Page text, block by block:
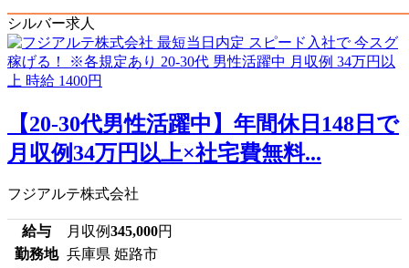
シルバー求人
【20-30代男性活躍中】年間休日148日で
月収例34万円以上×社宅費無料...
フジアルテ株式会社
給与 月収例345,000円
勤務地 兵庫県 姫路市